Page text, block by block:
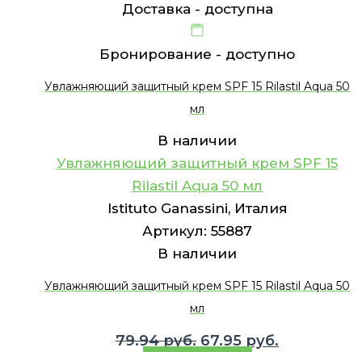
Доставка - доступна
Бронирование - доступно
Увлажняющий защитный крем SPF 15 Rilastil Aqua 50
мл
В наличии
Увлажняющий защитный крем SPF 15
Rilastil Aqua 50 мл
Istituto Ganassini, Италия
Артикул: 55887
В наличии
Увлажняющий защитный крем SPF 15 Rilastil Aqua 50
мл
79.94руб. Первоначальная
67.95 руб.